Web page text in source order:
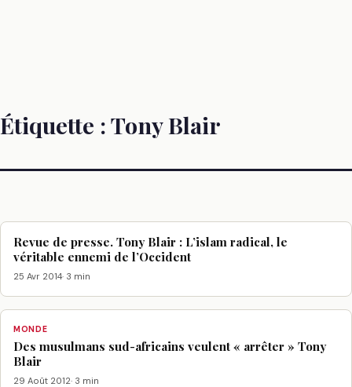
Étiquette :Tony Blair
Revue de presse. Tony Blair : L’islam radical, le
véritable ennemi de l’Occident
25 Avr 2014· 3 min
MONDE
Des musulmans sud-africains veulent « arrêter » Tony
Blair
29 Août 2012· 3 min